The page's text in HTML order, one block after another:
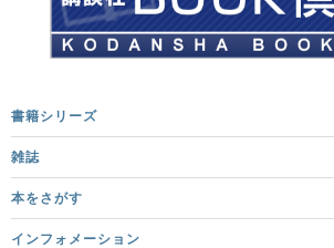
書籍シリーズ
雑誌
本をさがす
インフォメーション